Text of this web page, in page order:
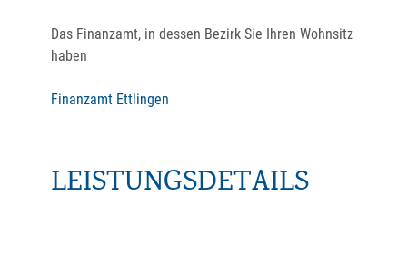
Das Finanzamt, in dessen Bezirk Sie Ihren Wohnsitz
haben
Finanzamt Ettlingen
LEISTUNGSDETAILS